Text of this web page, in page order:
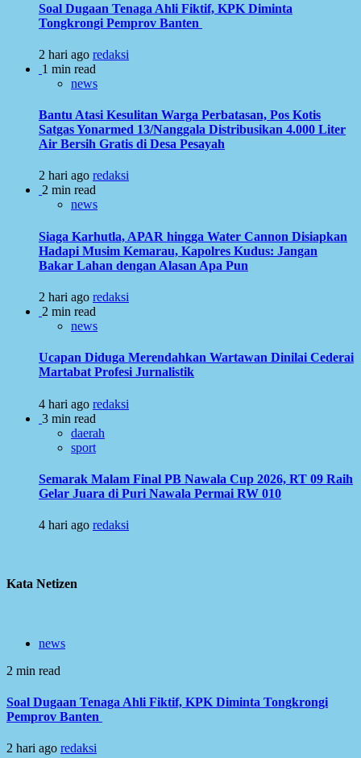
Soal Dugaan Tenaga Ahli Fiktif, KPK Diminta
Tongkrongi Pemprov Banten
2 hari ago redaksi
1 min read
news
Bantu Atasi Kesulitan Warga Perbatasan, Pos Kotis
Satgas Yonarmed 13/Nanggala Distribusikan 4.000 Liter
Air Bersih Gratis di Desa Pesayah
2 hari ago redaksi
2 min read
news
Siaga Karhutla, APAR hingga Water Cannon Disiapkan
Hadapi Musim Kemarau, Kapolres Kudus: Jangan
Bakar Lahan dengan Alasan Apa Pun
2 hari ago redaksi
2 min read
news
Ucapan Diduga Merendahkan Wartawan Dinilai Cederai
Martabat Profesi Jurnalistik
4 hari ago redaksi
3 min read
daerah
sport
Semarak Malam Final PB Nawala Cup 2026, RT 09 Raih
Gelar Juara di Puri Nawala Permai RW 010
4 hari ago redaksi
Kata Netizen
news
2 min read
Soal Dugaan Tenaga Ahli Fiktif, KPK Diminta Tongkrongi
Pemprov Banten
2 hari ago redaksi